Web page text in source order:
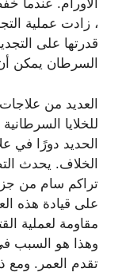
، زادت عملية
قدرتها على
السرطان يمكن
العديد من
للخلايا
الحديد دورًا
الخلاف. يحدث
تراكم سام من
على قيادة هذه
مقاومة لعملية
وهذا هو السبب
تقدم العمر. ومع